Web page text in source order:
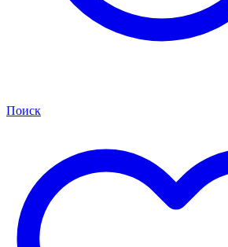
Поиск